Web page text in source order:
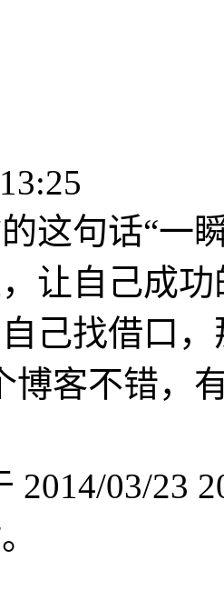
这句话“一
让自己成
己找借口
博客不错，
2014/03/23